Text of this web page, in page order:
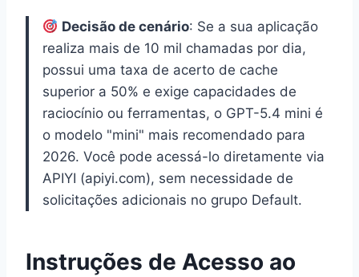
Decisão de cenário: Se a sua aplicação
realiza mais de 10 mil chamadas por dia,
possui uma taxa de acerto de cache
superior a 50% e exige capacidades de
raciocínio ou ferramentas, o GPT-5.4 mini é
o modelo "mini" mais recomendado para
2026. Você pode acessá-lo diretamente via
APIYI (apiyi.com), sem necessidade de
solicitações adicionais no grupo Default.
Instruções de Acesso ao